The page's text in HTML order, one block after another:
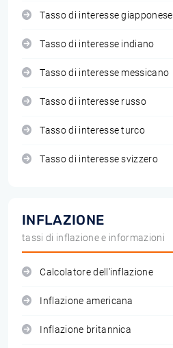
Tasso di interesse giapponese
Tasso di interesse indiano
Tasso di interesse messicano
Tasso di interesse russo
Tasso di interesse turco
Tasso di interesse svizzero
INFLAZIONE
tassi di inflazione e informazioni
Calcolatore dell'inflazione
Inflazione americana
Inflazione britannica